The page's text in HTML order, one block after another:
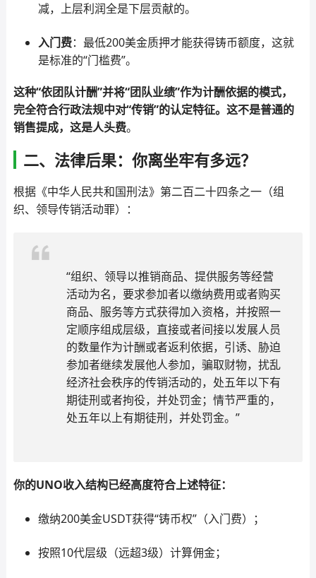
减，上层利润全是下层贡献的。
入门费：最低200美金质押才能获得铸币额度，这就
是标准的“门槛费”。
这种“依团队计酬”并将“团队业绩”作为计酬依据的模式，
完全符合行政法规中对“传销”的认定特征。这不是普通的
销售提成，这是人头费。
二、法律后果：你离坐牢有多远？
根据《中华人民共和国刑法》第二百二十四条之一（组
织、领导传销活动罪）：
“组织、领导以推销商品、提供服务等经营
活动为名，要求参加者以缴纳费用或者购买
商品、服务等方式获得加入资格，并按照一
定顺序组成层级，直接或者间接以发展人员
的数量作为计酬或者返利依据，引诱、胁迫
参加者继续发展他人参加，骗取财物，扰乱
经济社会秩序的传销活动的，处五年以下有
期徒刑或者拘役，并处罚金；情节严重的，
处五年以上有期徒刑，并处罚金。”
你的UNO收入结构已经高度符合上述特征：
缴纳200美金USDT获得“铸币权”（入门费）；
按照10代层级（远超3级）计算佣金；